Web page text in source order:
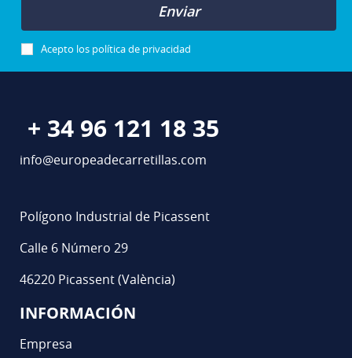
Enviar
Acepto los política de privacidad
+ 34 96 121 18 35
info@europeadecarretillas.com
Polígono Industrial de Picassent
Calle 6 Número 29
46220 Picassent (València)
INFORMACIÓN
Empresa